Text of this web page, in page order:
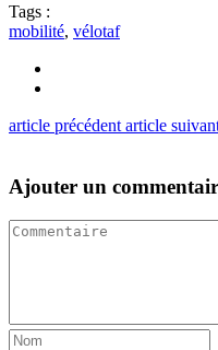
Tags :
mobilité, vélotaf
article précédent article
Ajouter un